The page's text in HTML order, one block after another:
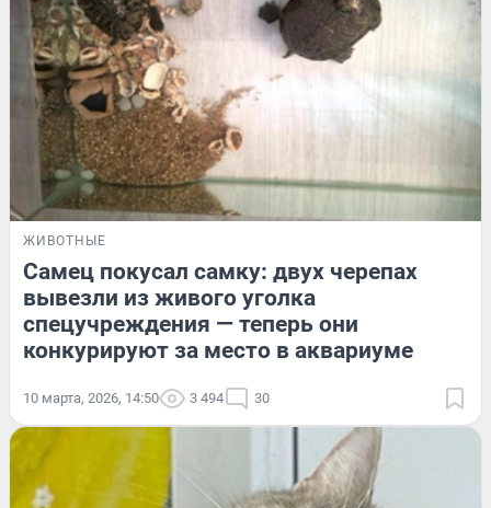
ЖИВОТНЫЕ
Самец покусал самку: двух черепах
вывезли из живого уголка
спецучреждения — теперь они
конкурируют за место в аквариуме
10 марта, 2026, 14:50 3 494 30